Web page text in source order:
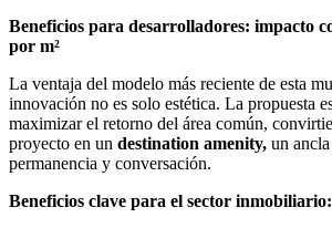
Beneficios para desarrolladores: impacto
por m²
La ventaja del modelo más reciente de esta
innovación no es solo estética. La propuesta
maximizar el retorno del área común,
proyecto en un destination amenity, un
permanencia y conversación.
Beneficios clave para el sector inmobiliario: